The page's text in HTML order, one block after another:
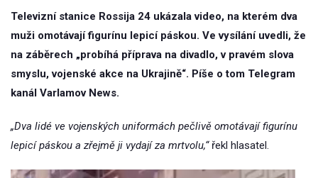
Televizní stanice Rossija 24 ukázala video, na kterém dva
muži omotávají figurínu lepicí páskou. Ve vysílání uvedli, že
na záběrech „probíhá příprava na divadlo, v pravém slova
smyslu, vojenské akce na Ukrajině“. Píše o tom Telegram
kanál Varlamov News.
„Dva lidé ve vojenských uniformách pečlivě omotávají figurínu
lepicí páskou a zřejmě ji vydají za mrtvolu,“řekl hlasatel.